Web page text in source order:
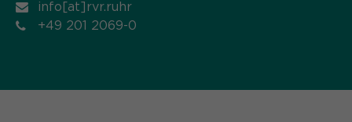
Anbieter Sgalinski
Zweck
Temporäre Session-ID, ohne
personenbezogene Daten.
info[at]rvr.ruhr
+49 201 2069-0